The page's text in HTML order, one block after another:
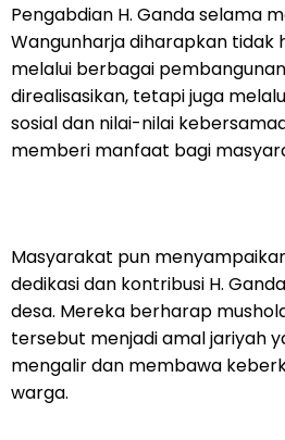
‎Pengabdian H. Ganda selama
Wangunharja diharapkan tidak
melalui berbagai
direalisasikan, tetapi juga
sosial dan nilai-nilai
memberi manfaat bagi
‎Masyarakat pun
dedikasi dan kontribusi H.
desa. Mereka berharap
tersebut menjadi amal jariyah
mengalir dan membawa
warga.